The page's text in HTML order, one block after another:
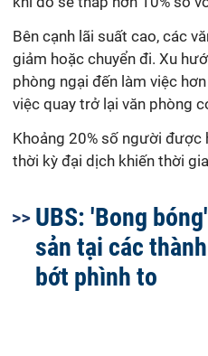
Bên cạnh lãi suất cao, các
giảm hoặc chuyển đi. Xu
phòng ngại đến làm việc
việc quay trở lại văn phòng
Khoảng 20% số người được
thời kỳ đại dịch khiến thời
UBS: 'Bong
sản tại các
bớt phình to